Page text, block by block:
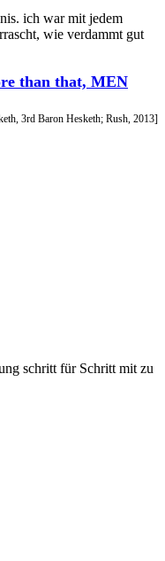
ich war mit jedem
wie verdammt gut
than that, MEN
3rd Baron Hesketh; Rush, 2013]
schritt für Schritt mit zu